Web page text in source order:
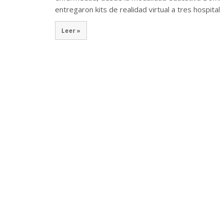
entregaron kits de realidad virtual a tres
Leer »